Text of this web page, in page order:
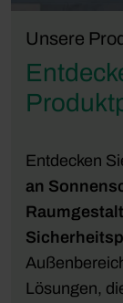
Unsere
Entdecken
an
Lösungen,